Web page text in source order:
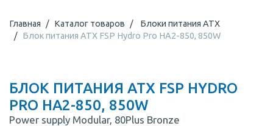
Главная Каталог товаров
Блоки питания ATX
Блок питания ATX FSP Hydro Pro HA2-850, 850W
БЛОК ПИТАНИЯ ATX FSP HYDRO
PRO HA2-850, 850W
Power supply Modular, 80Plus Bronze